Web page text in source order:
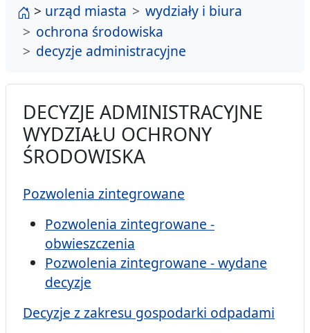
strona główna
> urząd miasta
wydziały i biura
ochrona środowiska
decyzje administracyjne
DECYZJE ADMINISTRACYJNE
WYDZIAŁU OCHRONY
ŚRODOWISKA
Pozwolenia zintegrowane
Pozwolenia zintegrowane -
obwieszczenia
Pozwolenia zintegrowane - wydane
decyzje
Decyzje z zakresu gospodarki odpadami